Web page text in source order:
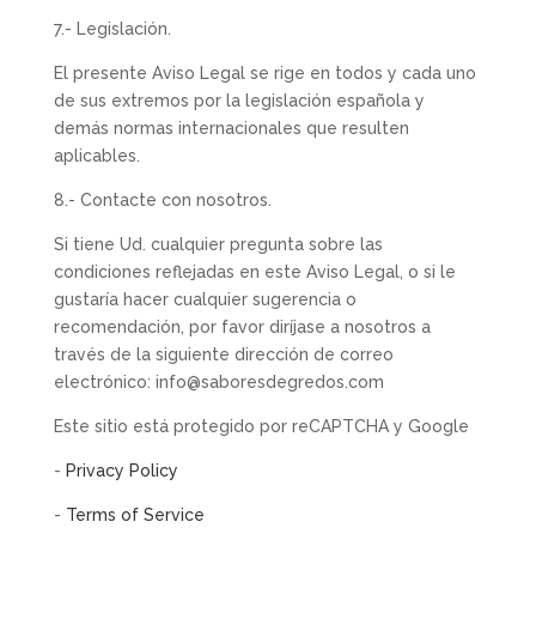
7.- Legislación.
El presente Aviso Legal se rige en todos y cada uno
de sus extremos por la legislación española y
demás normas internacionales que resulten
aplicables.
8.- Contacte con nosotros.
Si tiene Ud. cualquier pregunta sobre las
condiciones reflejadas en este Aviso Legal, o si le
gustaría hacer cualquier sugerencia o
recomendación, por favor diríjase a nosotros a
través de la siguiente dirección de correo
electrónico: info@saboresdegredos.com
Este sitio está protegido por reCAPTCHA y Google
- Privacy Policy
- Terms of Service